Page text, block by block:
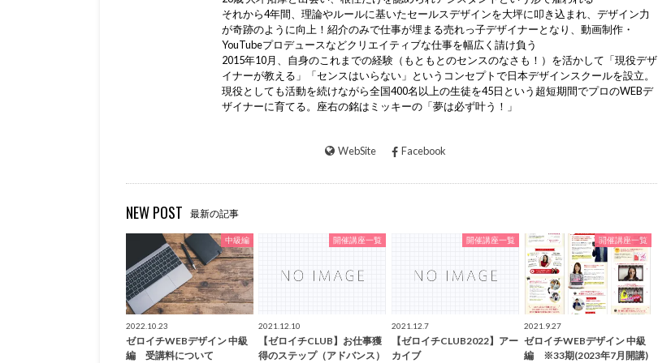
それから4年間、理論やルールに基いたセールスデザインを大坪に叩き込まれ、デザイン力
が奇跡のように向上！紹介のみで仕事が埋まる売れっ子デザイナーとなり、動画制作・
YouTubeプロデュースなどクリエイティブな仕事を幅広く請け負う
2015年10月、自身のこれまでの経験（もともとのセンスのなさも！）を活かして「現役デザ
イナーが教える」「センスはいらない」というコンセプトで日本デザインスクールを設立。
現役としても活動を続けながら全国400名以上の生徒を45日という超短期間でプロのWEBデ
ザイナーに育てる。座右の銘はミッキーの「夢は必ず叶う！」
WebSite Facebook
NEW POST 最新の記事
中級編
2022.10.23
ゼロイチWEBデザイン 中級
編 受講料について
開催講座一覧
2021.12.10
【ゼロイチCLUB】お仕事獲
得のステップ（アドバンス）
開催講座一覧
2021.12.7
【ゼロイチCLUB2022】アー
カイブ
開催講座一覧
2021.9.27
ゼロイチWEBデザイン 中級
編 ※33期(2023年7月開講)